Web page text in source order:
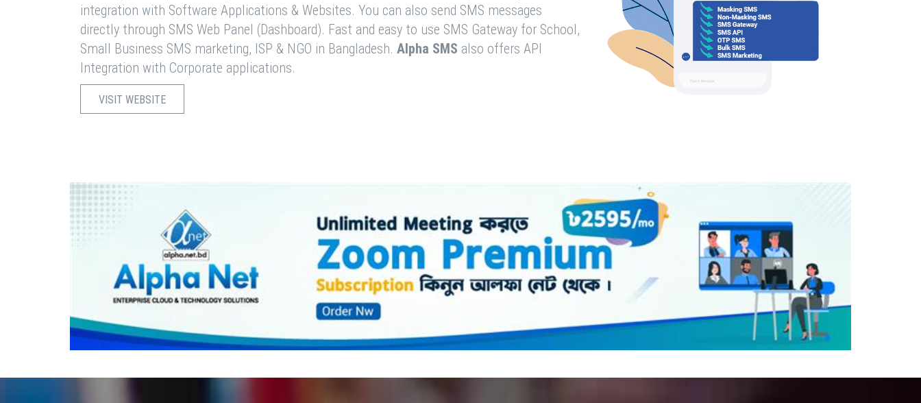
integration with Software Applications & Websites. You can also send SMS messages
directly through SMS Web Panel (Dashboard). Fast and easy to use SMS Gateway for School,
Small Business SMS marketing, ISP & NGO in Bangladesh. Alpha SMS also offers API
Integration with Corporate applications.
VISIT WEBSITE